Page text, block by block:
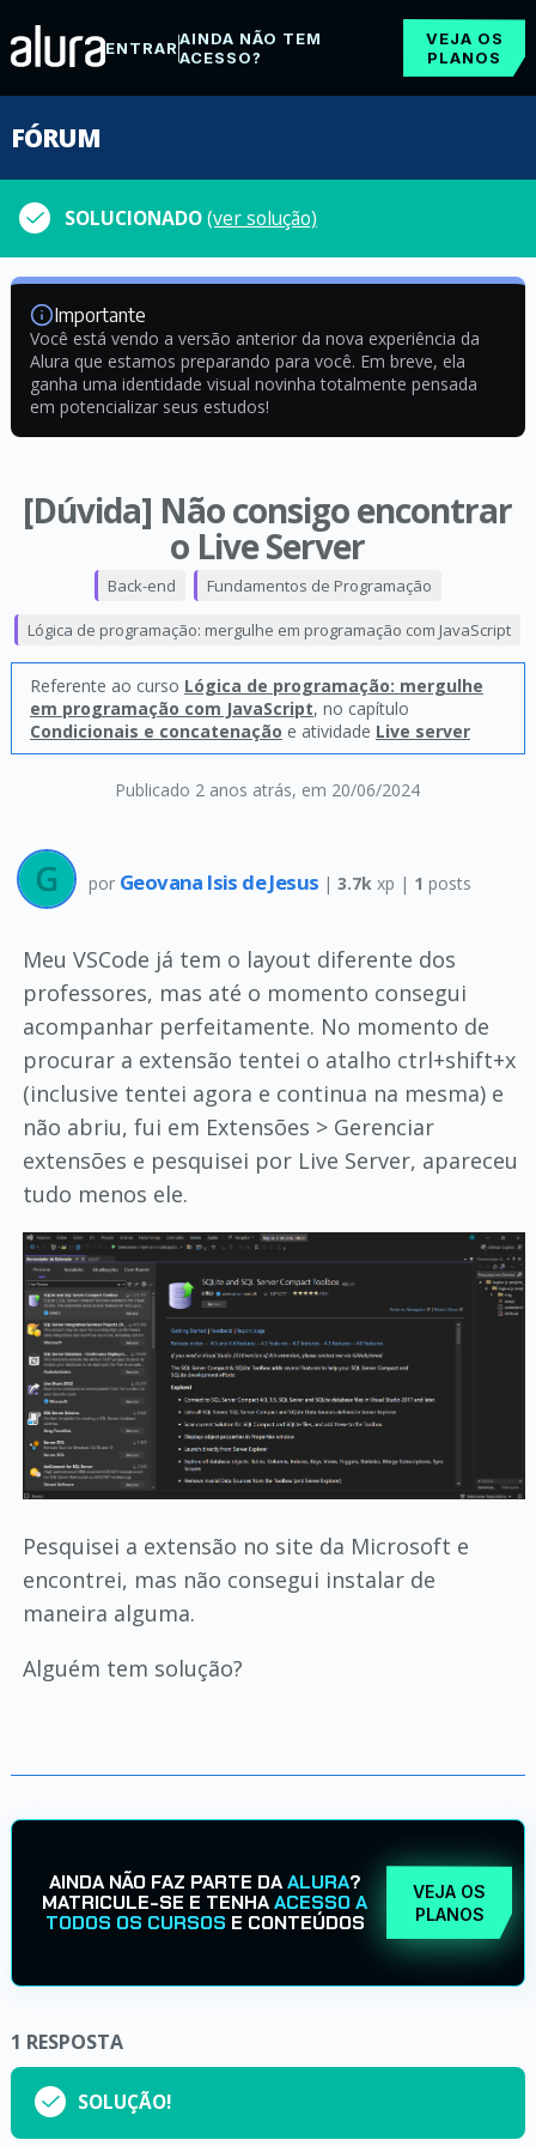
ENTRARAINDA NÃO TEM
ACESSO?
VEJA OS
PLANOS
FÓRUM
SOLUCIONADO(ver solução)
Importante
Você está vendo a versão anterior da nova experiência da
Alura que estamos preparando para você. Em breve, ela
ganha uma identidade visual novinha totalmente pensada
em potencializar seus estudos!
[Dúvida] Não consigo encontrar
o Live Server
Publicado 2 anos atrás, em 20/06/2024
Back-end Fundamentos de Programação
Lógica de programação: mergulhe em programação com JavaScript
Referente ao curso Lógica de programação: mergulhe
em programação com JavaScript, no capítulo
Condicionais e concatenação e atividade Live server
por Geovana Isis de Jesus | 3.7k xp | 1 posts
Meu VSCode já tem o layout diferente dos
professores, mas até o momento consegui
acompanhar perfeitamente. No momento de
procurar a extensão tentei o atalho ctrl+shift+x
(inclusive tentei agora e continua na mesma) e
não abriu, fui em Extensões > Gerenciar
extensões e pesquisei por Live Server, apareceu
tudo menos ele.
Pesquisei a extensão no site da Microsoft e
encontrei, mas não consegui instalar de
maneira alguma.
Alguém tem solução?
AINDA NÃO FAZ PARTE DAALURA?
MATRICULE-SE E TENHAACESSO A
TODOS OS CURSOS E CONTEÚDOS
VEJA OS
PLANOS
1 RESPOSTA
SOLUÇÃO!